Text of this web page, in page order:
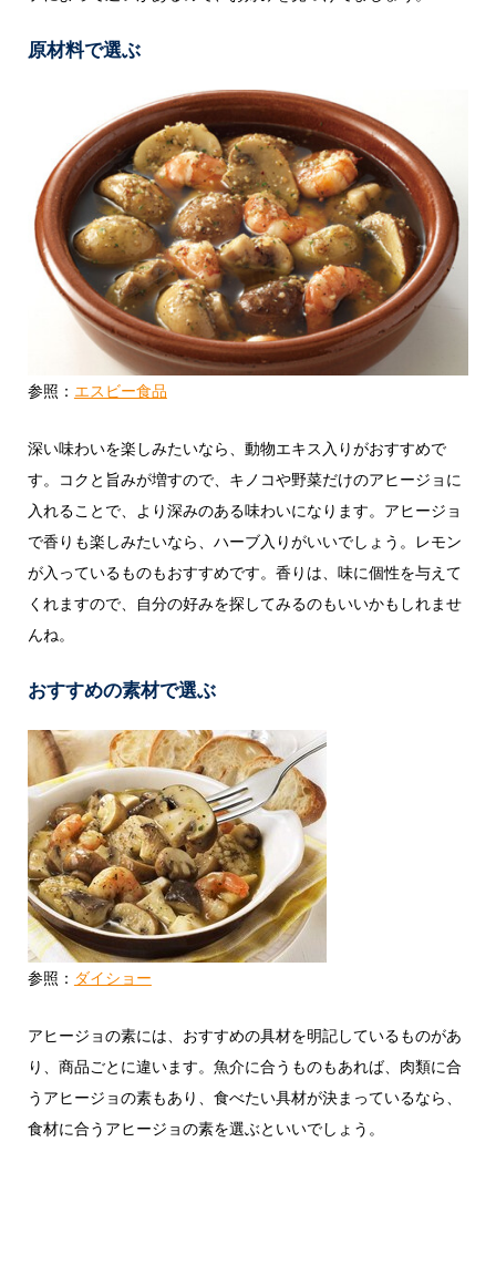
原材料で選ぶ
参照： エスビー食品
深い味わいを楽しみたいなら、動物エキス入りがおすすめで
す。コクと旨みが増すので、キノコや野菜だけのアヒージョに
入れることで、より深みのある味わいになります。アヒージョ
で香りも楽しみたいなら、ハーブ入りがいいでしょう。レモン
が入っているものもおすすめです。香りは、味に個性を与えて
くれますので、自分の好みを探してみるのもいいかもしれませ
んね。
おすすめの素材で選ぶ
参照： ダイショー
アヒージョの素には、おすすめの具材を明記しているものがあ
り、商品ごとに違います。魚介に合うものもあれば、肉類に合
うアヒージョの素もあり、食べたい具材が決まっているなら、
食材に合うアヒージョの素を選ぶといいでしょう。